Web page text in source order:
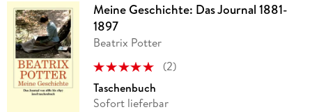
Meine Geschichte: Das Journal 1881-
1897
Beatrix Potter
(2)
Taschenbuch
Sofort lieferbar